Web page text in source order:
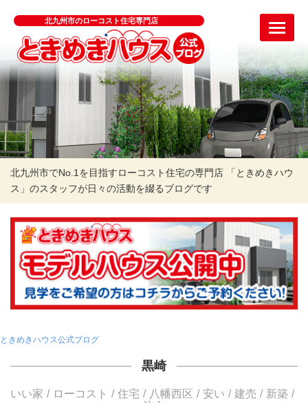
北九州市のローコスト住宅専門店
北九州市でNo.1を目指すローコスト住宅の専門店 「ときめきハウ
ス」のスタッフが日々の活動を綴るブログです
ときめきハウス公式ブログ
黒崎
いい家 ローコスト 住宅 八幡西区 安い 建売
新築